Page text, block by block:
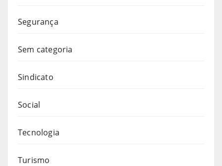
Segurança
Sem categoria
Sindicato
Social
Tecnologia
Turismo